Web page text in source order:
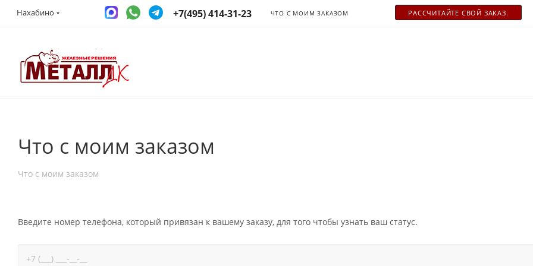
Нахабино +7(495) 414-31-23 ЧТО С МОИМ ЗАКАЗОМ РАСCЧИТАЙТЕ СВОЙ ЗАКАЗ.
Что с моим заказом
Что с моим заказом
Введите номер телефона, который привязан к вашему заказу, для того чтобы узнать ваш статус.